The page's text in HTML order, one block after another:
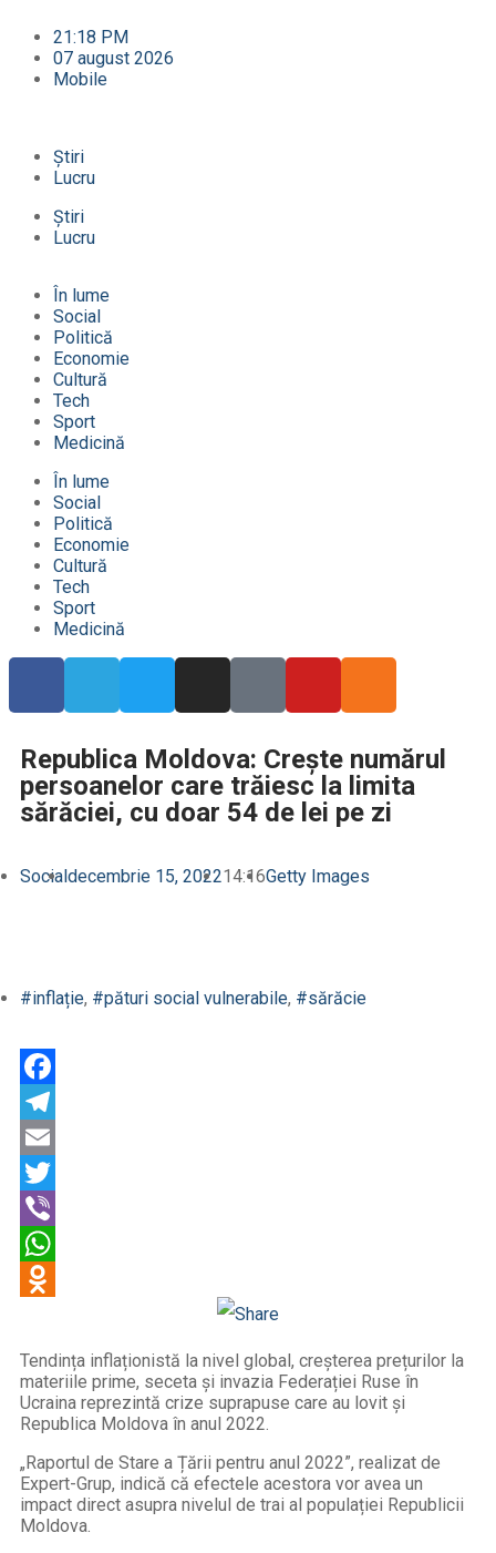
21:18 PM
07 august 2026
Mobile
Știri
Lucru
Știri
Lucru
În lume
Social
Politică
Economie
Cultură
Tech
Sport
Medicină
În lume
Social
Politică
Economie
Cultură
Tech
Sport
Medicină
Republica Moldova: Crește numărul
persoanelor care trăiesc la limita
sărăciei, cu doar 54 de lei pe zi
Socialdecembrie 15, 202214:16Getty Images
#inflație, #pături social vulnerabile, #sărăcie
Odnoklassniki
Tendința inflaționistă la nivel global, creșterea prețurilor la
materiile prime, seceta și invazia Federației Ruse în
Ucraina reprezintă crize suprapuse care au lovit și
Republica Moldova în anul 2022.
„Raportul de Stare a Țării pentru anul 2022”, realizat de
Expert-Grup, indică că efectele acestora vor avea un
impact direct asupra nivelul de trai al populației Republicii
Moldova.